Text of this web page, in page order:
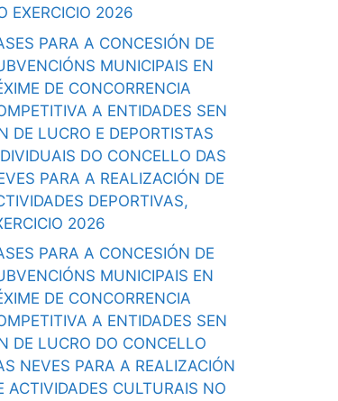
EXERCICIO 2026
PARA A CONCESIÓN DE
MUNICIPAIS EN
DE CONCORRENCIA
A ENTIDADES SEN
DE LUCRO E DEPORTISTAS
DO CONCELLO DAS
PARA A REALIZACIÓN DE
DEPORTIVAS,
2026
PARA A CONCESIÓN DE
MUNICIPAIS EN
DE CONCORRENCIA
A ENTIDADES SEN
DE LUCRO DO CONCELLO
NEVES PARA A REALIZACIÓN
ACTIVIDADES CULTURAIS NO